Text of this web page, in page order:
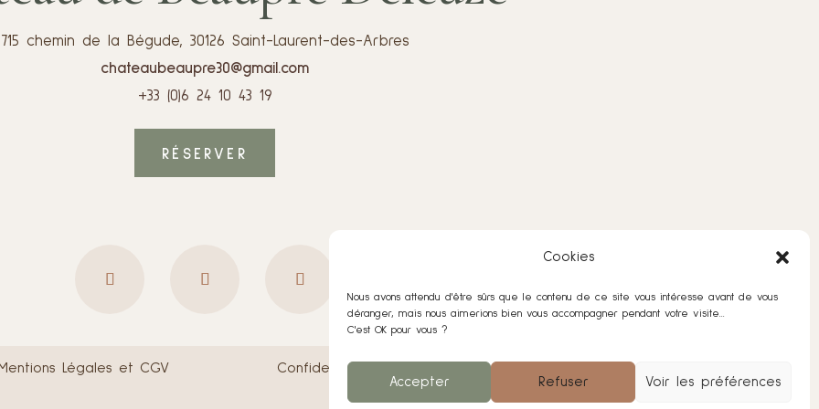
Cookies
Nous avons attendu d'être sûrs que le contenu de ce site vous intéresse avant de vous
déranger, mais nous aimerions bien vous accompagner pendant votre visite...
C'est OK pour vous ?
Accepter Refuser Voir les préférences
715 chemin de la Bégude, 30126 Saint-Laurent-des-Arbres
chateaubeaupre30@gmail.com
+33 (0)6 24 10 43 19
RÉSERVER
Légales et CGV Confidentialité Boramuse